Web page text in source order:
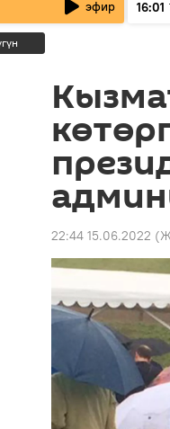
эфир
16:01
22:44 15.06.2022